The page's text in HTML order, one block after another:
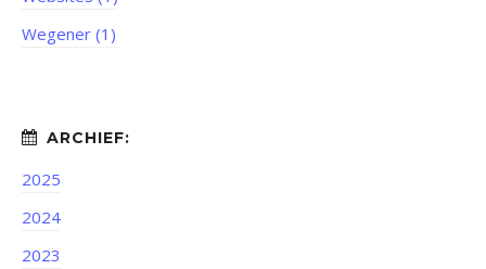
Wegener (1)
2025
2024
2023